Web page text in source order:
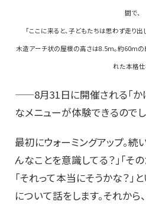
間で、
「ここに来ると、子どもたちは思わず走り出
木造アーチ状の屋根の高さは8.5m。約60mの
れた本格
——8月31日に開催される「か
なメニューが体験できるので
最初にウォーミングアップ。続
んなことを意識してる？」「そ
「それって本当にそうかな？」
について話をします。それから